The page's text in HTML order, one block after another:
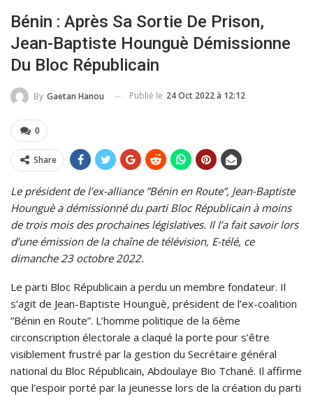
Bénin : Après Sa Sortie De Prison,
Jean-Baptiste Hounguè Démissionne
Du Bloc Républicain
By Gaetan Hanou Publié le 24 Oct 2022 à 12:12
0
Share
Le président de l’ex-alliance ”Bénin en Route”, Jean-Baptiste
Hounguè a démissionné du parti Bloc Républicain à moins
de trois mois des prochaines législatives. Il l’a fait savoir lors
d’une émission de la chaîne de télévision, E-télé, ce
dimanche 23 octobre 2022.
Le parti Bloc Républicain a perdu un membre fondateur. Il
s’agit de Jean-Baptiste Hounguè, président de l’ex-coalition
”Bénin en Route”. L’homme politique de la 6ème
circonscription électorale a claqué la porte pour s’être
visiblement frustré par la gestion du Secrétaire général
national du Bloc Républicain, Abdoulaye Bio Tchané. Il affirme
que l’espoir porté par la jeunesse lors de la création du parti